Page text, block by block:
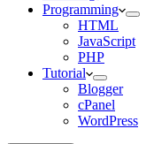
Programming
HTML
JavaScript
PHP
Tutorial
Blogger
cPanel
WordPress